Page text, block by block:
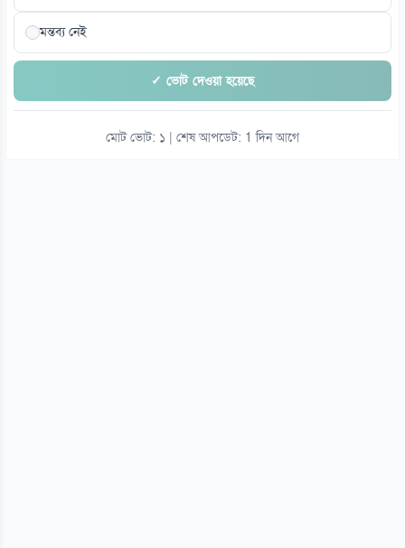
মন্তব্য নেই
✓ ভোট দেওয়া হয়েছে
মোট ভোট: ১ | শেষ আপডেট: 1 দিন আগে